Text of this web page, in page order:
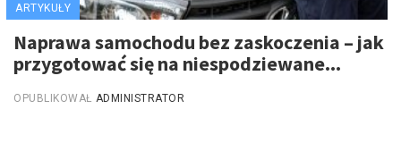
ARTYKUŁY
Naprawa samochodu bez zaskoczenia – jak
przygotować się na niespodziewane...
OPUBLIKOWAŁ ADMINISTRATOR